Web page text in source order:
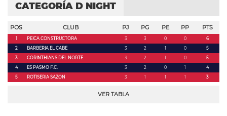
CATEGORÍA D NIGHT
POS CLUB PJ PG PE PP PTS
1 PEICA CONSTRUCTORA 3 3 0 0
6
2
BARBERIA EL CABE 3 2 1 0
5
3
CORINTHIANS DEL NORTE 3 2 1 0
5
4
ES PASMO F.C. 3 2 0 1
4
5
ROTISERIA SAZON 3 1 1 1 3
VER TABLA